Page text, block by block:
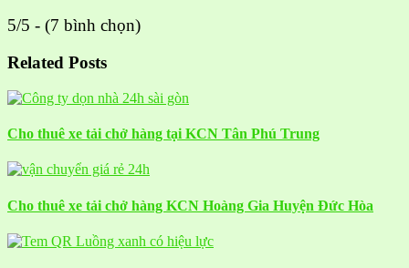
5/5 - (7 bình chọn)
Related Posts
Cho thuê xe tải chở hàng tại KCN Tân Phú Trung
Cho thuê xe tải chở hàng KCN Hoàng Gia Huyện Đức Hòa